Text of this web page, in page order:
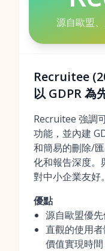
源自歐盟
Recruitee
以 GDPR 為
Recruitee 強調
功能，並內建
和簡易的刪除/
化和報告深度。
對中小企業友好。
優點
源自歐盟優
直觀的使用
價值實現時間